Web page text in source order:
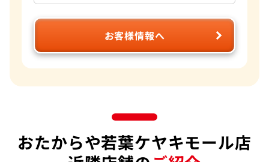
お客様情報へ
おたからや若葉ケヤキモール店